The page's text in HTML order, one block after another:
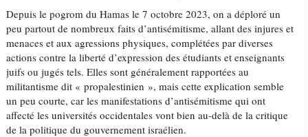
Depuis le pogrom du Hamas le 7 octobre 2023, on a déploré un
peu partout de nombreux faits d’antisémitisme, allant des injures et
menaces et aux agressions physiques, complétées par diverses
actions contre la liberté d’expression des étudiants et enseignants
juifs ou jugés tels. Elles sont généralement rapportées au
militantisme dit « propalestinien », mais cette explication semble
un peu courte, car les manifestations d’antisémitisme qui ont
affecté les universités occidentales vont bien au-delà de la critique
de la politique du gouvernement israélien.